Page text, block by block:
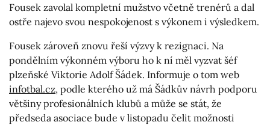
Fousek zavolal kompletní mužstvo včetně trenérů a dal
ostře najevo svou nespokojenost s výkonem i výsledkem.
Fousek zároveň znovu řeší výzvy k rezignaci. Na
pondělním výkonném výboru ho k ní měl vyzvat šéf
plzeňské Viktorie Adolf Šádek. Informuje o tom web
infotbal.cz, podle kterého už má Šádkův návrh podporu
většiny profesionálních klubů a může se stát, že
předseda asociace bude v listopadu čelit možnosti